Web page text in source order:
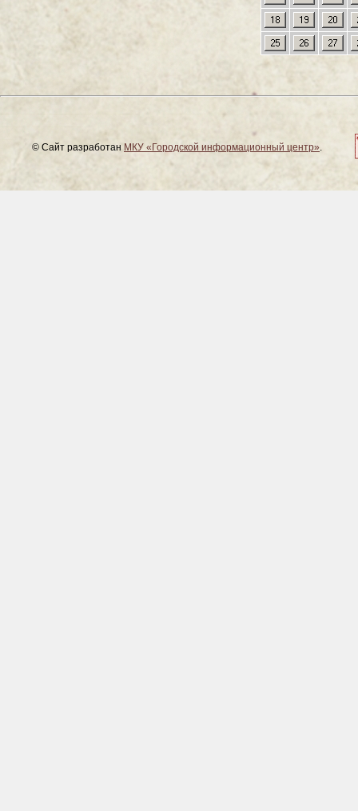
© Сайт разработан МКУ «Городской информационный центр».